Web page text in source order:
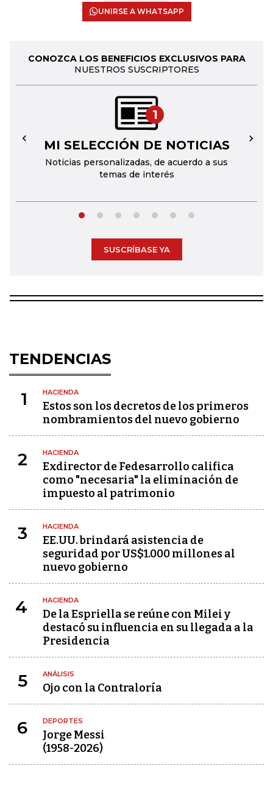
UNIRSE A WHATSAPP
CONOZCA LOS BENEFICIOS EXCLUSIVOS PARA
NUESTROS SUSCRIPTORES
1
MI SELECCIÓN DE NOTICIAS
Noticias personalizadas, de acuerdo a sus
temas de interés
← →
SUSCRÍBASE YA
TENDENCIAS
1 HACIENDA
Estos son los decretos de los primeros
nombramientos del nuevo gobierno
2 HACIENDA
Exdirector de Fedesarrollo califica
como "necesaria" la eliminación de
impuesto al patrimonio
3 HACIENDA
EE.UU. brindará asistencia de
seguridad por US$1.000 millones al
nuevo gobierno
4 HACIENDA
De la Espriella se reúne con Milei y
destacó su influencia en su llegada a la
Presidencia
5 ANÁLISIS
Ojo con la Contraloría
6 DEPORTES
Jorge Messi
(1958-2026)